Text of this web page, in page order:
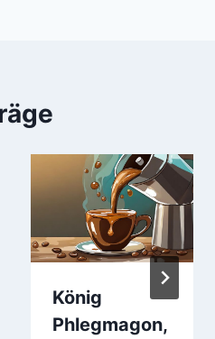
König
Phlegmagon,